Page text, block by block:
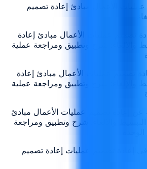
عمليات الأعمال مبادئ إعادة تصميم
تصميم عمليات الأعمال مبادئ إعادة
والإلغاء: شرح وتطبيق ومراجعة عملية
تصميم عمليات الأعمال مبادئ إعادة
والإلغاء: شرح وتطبيق ومراجعة عملية
عن إعادة تصميم عمليات الأعمال مبادئ
والإلغاء: شرح وتطبيق ومراجعة
في إعادة تصميم عمليات إعادة تصميم